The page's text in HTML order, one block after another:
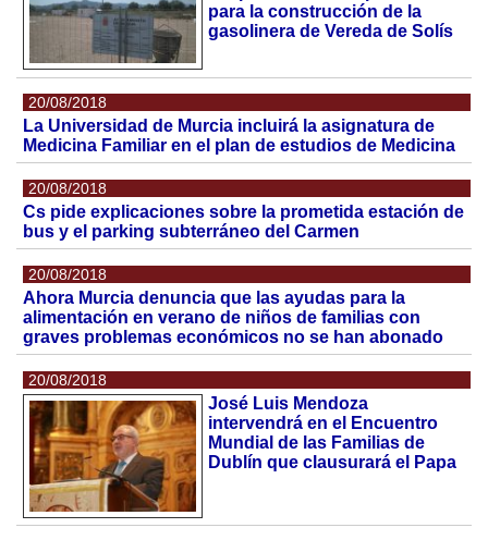
para la construcción de la
gasolinera de Vereda de Solís
20/08/2018
La Universidad de Murcia incluirá la asignatura de
Medicina Familiar en el plan de estudios de Medicina
20/08/2018
Cs pide explicaciones sobre la prometida estación de
bus y el parking subterráneo del Carmen
20/08/2018
Ahora Murcia denuncia que las ayudas para la
alimentación en verano de niños de familias con
graves problemas económicos no se han abonado
20/08/2018
José Luis Mendoza
intervendrá en el Encuentro
Mundial de las Familias de
Dublín que clausurará el Papa